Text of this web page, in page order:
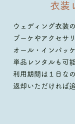
衣装
ウェディング衣装
ブーケやアクセサ
オール・インパッ
単品レンタルも可
利用期間は１日な
返却いただければ